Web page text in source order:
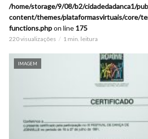
/home/storage/9/08/b2/cidadedadanca1/
content/themes/plataformasvirtuais/core/
functions.phpon line 175
220 visualizações 1 min. leitura
IMAGEM